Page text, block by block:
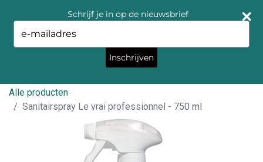
Alle producten
Sanitairspray Le vrai professionnel - 750 ml
Schrijf je in op de nieuwsbrief
your
email
Inschrijven